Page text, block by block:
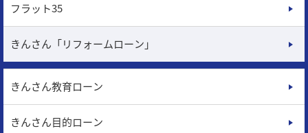
フラット35
きんさん「リフォームローン」
きんさん教育ローン
きんさん目的ローン